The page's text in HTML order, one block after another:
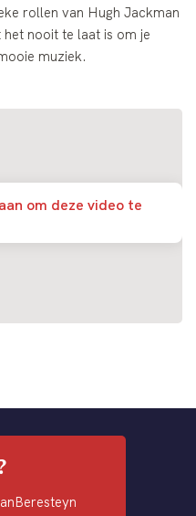
rollen van Hugh Jackman
nooit te laat is om je
muziek.
om deze video te